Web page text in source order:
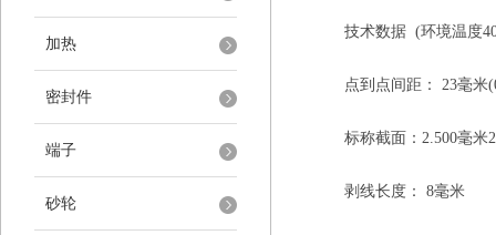
加热
密封件
端子
砂轮
技术数据 (环境温度
点到点间距： 23毫米
标称截面：2.500毫米2
剥线长度： 8毫米